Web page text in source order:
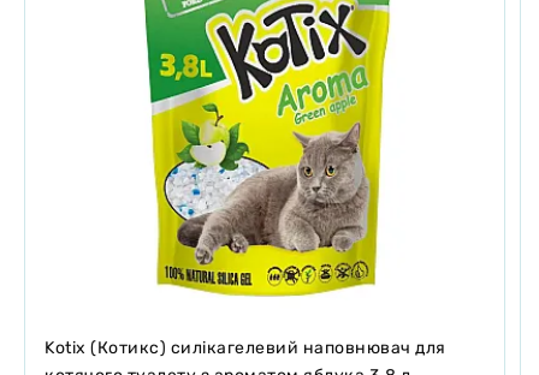
Kotix (Котикс) силікагелевий наповнювач для